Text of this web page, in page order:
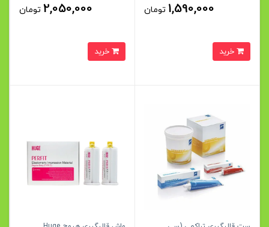
1,590,000 تومان 2,050,000 تومان